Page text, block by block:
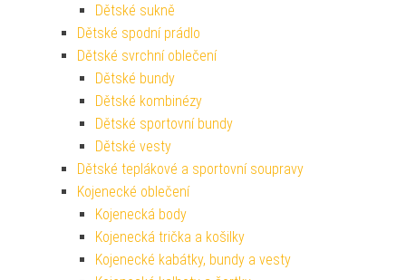
Dětské sukně
Dětské spodní prádlo
Dětské svrchní oblečení
Dětské bundy
Dětské kombinézy
Dětské sportovní bundy
Dětské vesty
Dětské teplákové a sportovní soupravy
Kojenecké oblečení
Kojenecká body
Kojenecká trička a košilky
Kojenecké kabátky, bundy a vesty